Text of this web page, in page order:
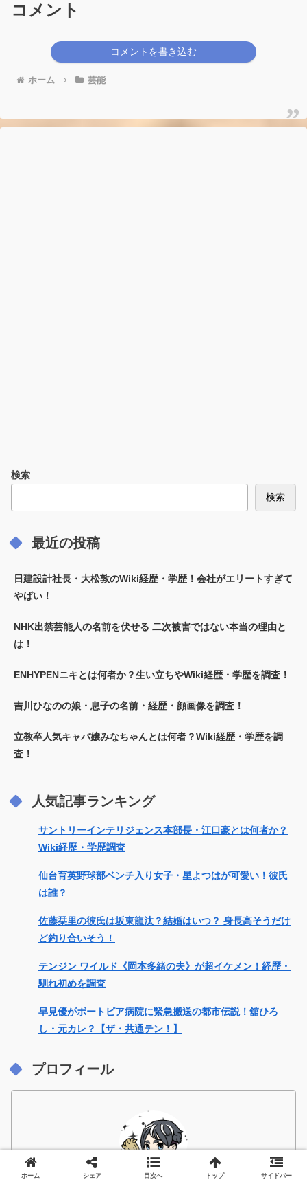
コメント
コメントを書き込む
ホーム 芸能
検索
検索
最近の投稿
日建設計社長・大松敦のWiki経歴・学歴！会社がエリートすぎて
やばい！
NHK出禁芸能人の名前を伏せる 二次被害ではない本当の理由と
は！
ENHYPENニキとは何者か？生い立ちやWiki経歴・学歴を調査！
吉川ひなのの娘・息子の名前・経歴・顔画像を調査！
立教卒人気キャバ嬢みなちゃんとは何者？Wiki経歴・学歴を調
査！
人気記事ランキング
サントリーインテリジェンス本部長・江口豪とは何者か？
Wiki経歴・学歴調査
仙台育英野球部ベンチ入り女子・星よつはが可愛い！彼氏
は誰？
佐藤栞里の彼氏は坂東龍汰？結婚はいつ？ 身長高そうだけ
ど釣り合いそう！
テンジン ワイルド《岡本多緒の夫》が超イケメン！経歴・
馴れ初めを調査
早見優がポートピア病院に緊急搬送の都市伝説！舘ひろ
し・元カレ？【ザ・共通テン！】
プロフィール
ホーム シェア 目次へ トップ サイドバー